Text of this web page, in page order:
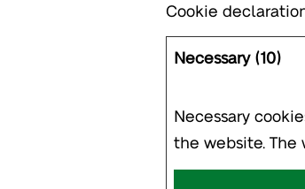
Cookie
Necessary (10)
Necessary
the website.